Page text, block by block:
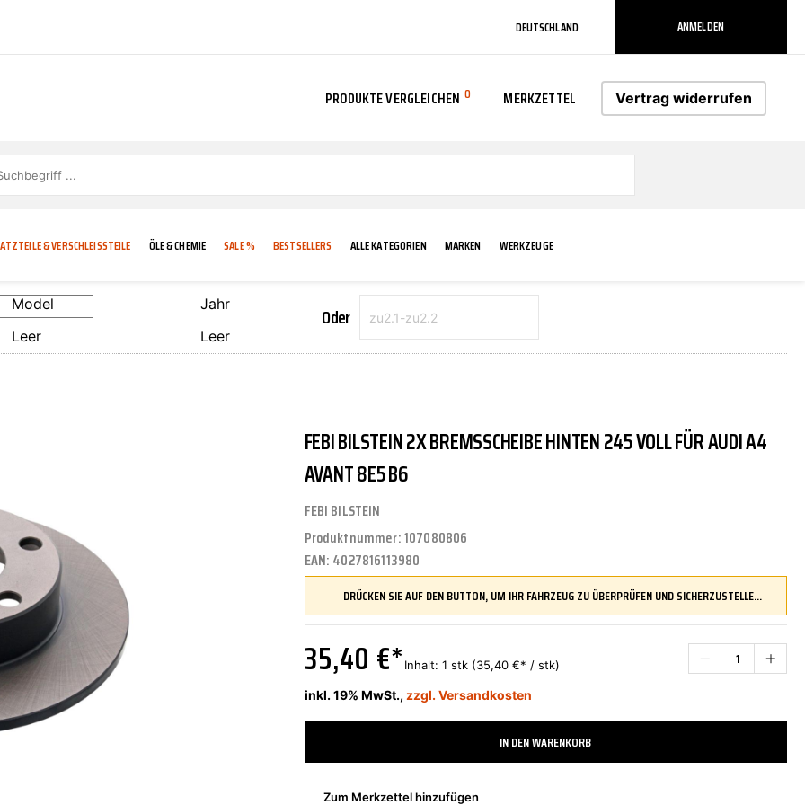
DEUTSCHLAND ANMELDEN
PRODUKTE VERGLEICHEN 0 MERKZETTEL Vertrag widerrufen
& VERSCHLEISSTEILE ÖLE & CHEMIE SALE % BESTSELLERS ALLE KATEGORIEN MARKEN WERKZEUGE
KÜHLERGRILL
VERBREITERUNG
TRITTBRETTER ÜBERROLLBÜGEL
CARCARE ELEKTRIK
KLIMAANLAGE KOMFORTSYSTEME
LENKUNG
FROSTSCHUTZ TECHNIK & WARTUNG
REINIGUNGS-/PFLEGEMITTEL
ADDINOL AS-PL
DR.WACK DUPLI-COLOR
LIQUI MOLY
Model
Leer
Jahr
Leer
Oder
FEBI BILSTEIN 2X BREMSSCHEIBE HINTEN 245 VOLL FÜR AUDI A4
AVANT 8E5 B6
FEBI BILSTEIN
Produktnummer:107080806
EAN: 4027816113980
DRÜCKEN SIE AUF DEN BUTTON, UM IHR FAHRZEUG ZU ÜBERPRÜFEN UND SICHERZUSTELLEN, DASS DIESES TEIL KOMPATIBEL IST, BEVOR SIE ES BESTELLEN
35,40 €* Inhalt: 1 stk (35,40 €* / stk)
inkl. 19% MwSt., zzgl. Versandkosten
IN DEN WARENKORB
Zum Merkzettel hinzufügen